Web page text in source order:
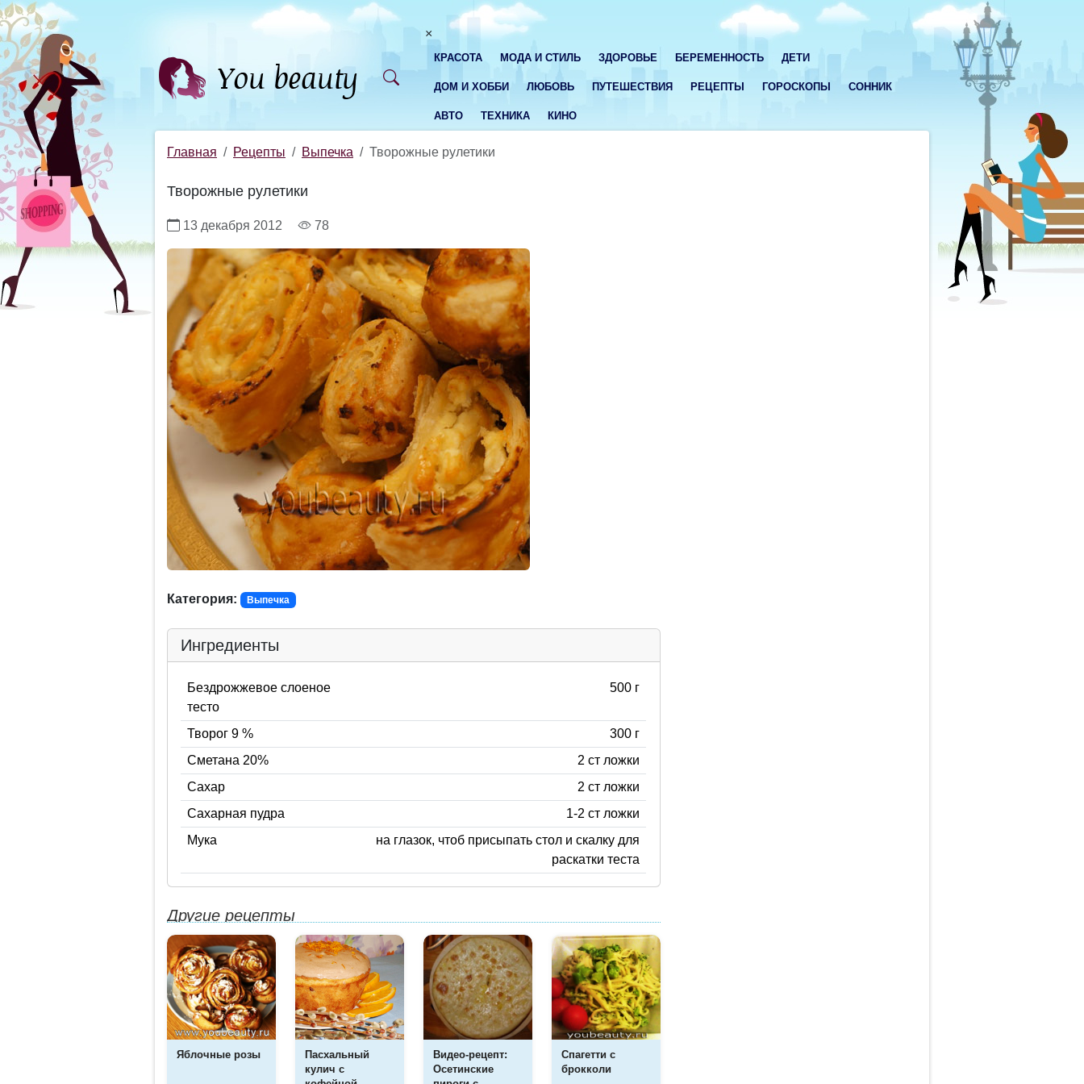
×
КРАСОТА МОДА И СТИЛЬ ЗДОРОВЬЕ БЕРЕМЕННОСТЬ ДЕТИ
ДОМ И ХОББИ ЛЮБОВЬ ПУТЕШЕСТВИЯ РЕЦЕПТЫ ГОРОСКОПЫ СОННИК
АВТО ТЕХНИКА КИНО
Главная Рецепты Выпечка Творожные рулетики
Творожные рулетики
13 декабря 2012 78
Категория: Выпечка
Ингредиенты
Бездрожжевое слоеное
тесто
500 г
Творог 9 %
300 г
Сметана 20%
2 ст ложки
Сахар
2 ст ложки
Сахарная пудра
1-2 ст ложки
Мука
на глазок, чтоб присыпать стол и скалку для
раскатки теста
Другие рецепты
Яблочные розы
Пасхальный
кулич с
Видео-рецепт:
Осетинские
Спагетти с
брокколи